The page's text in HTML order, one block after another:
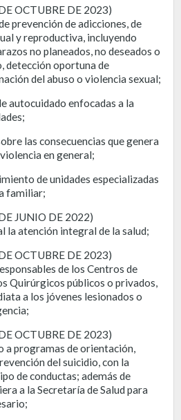
OCTUBRE DE 2023)
prevención de adicciones, de
y reproductiva, incluyendo
no planeados, no deseados o
detección oportuna de
del abuso o violencia sexual;
autocuidado enfocadas a la
las consecuencias que genera
en general;
de unidades especializadas
familiar;
JUNIO DE 2022)
la atención integral de la salud;
OCTUBRE DE 2023)
de los Centros de
Quirúrgicos públicos o privados,
a los jóvenes lesionados o
OCTUBRE DE 2023)
a programas de orientación,
del suicidio, con la
de conductas; además de
a la Secretaría de Salud para